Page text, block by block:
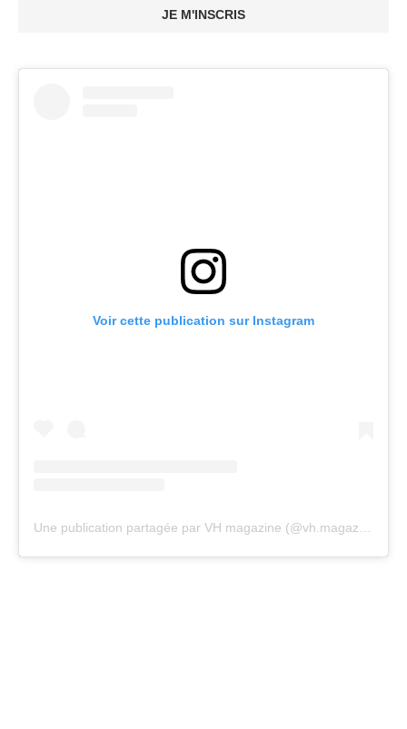
JE M'INSCRIS
Voir cette publication sur Instagram
Une publication partagée par VH magazine (@vh.magazine)